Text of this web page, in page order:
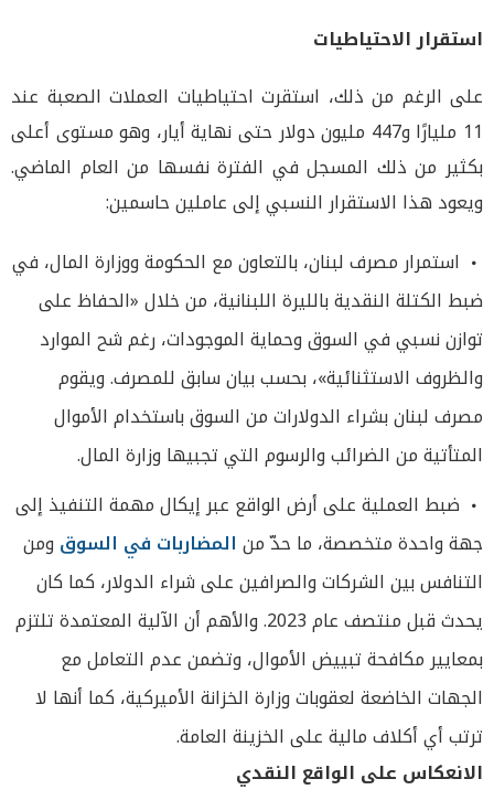
استقرار الاحتياطيات
على الرغم من ذلك، استقرت احتياطيات العملات الصعبة عند
11 مليارًا و447 مليون دولار حتى نهاية أيار، وهو مستوى أعلى
بكثير من ذلك المسجل في الفترة نفسها من العام الماضي.
ويعود هذا الاستقرار النسبي إلى عاملين حاسمين:
استمرار مصرف لبنان، بالتعاون مع الحكومة ووزارة المال، في
ضبط الكتلة النقدية بالليرة اللبنانية، من خلال «الحفاظ على
توازن نسبي في السوق وحماية الموجودات، رغم شح الموارد
والظروف الاستثنائية»، بحسب بيان سابق للمصرف. ويقوم
مصرف لبنان بشراء الدولارات من السوق باستخدام الأموال
المتأتية من الضرائب والرسوم التي تجبيها وزارة المال.
ضبط العملية على أرض الواقع عبر إيكال مهمة التنفيذ إلى
جهة واحدة متخصصة، ما حدّ من المضاربات في السوق ومن
التنافس بين الشركات والصرافين على شراء الدولار، كما كان
يحدث قبل منتصف عام 2023. والأهم أن الآلية المعتمدة تلتزم
بمعايير مكافحة تبييض الأموال، وتضمن عدم التعامل مع
الجهات الخاضعة لعقوبات وزارة الخزانة الأميركية، كما أنها لا
ترتب أي أكلاف مالية على الخزينة العامة.
الانعكاس على الواقع النقدي